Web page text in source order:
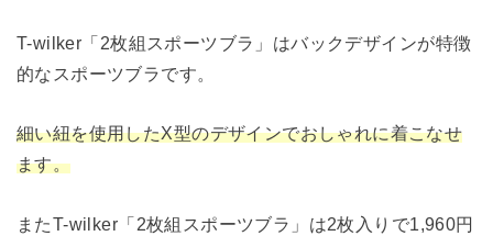
T-wilker「2枚組スポーツブラ」はバックデザインが特徴
的なスポーツブラです。
細い紐を使用したX型のデザインでおしゃれに着こなせ
ます。
またT-wilker「2枚組スポーツブラ」は2枚入りで1,960円